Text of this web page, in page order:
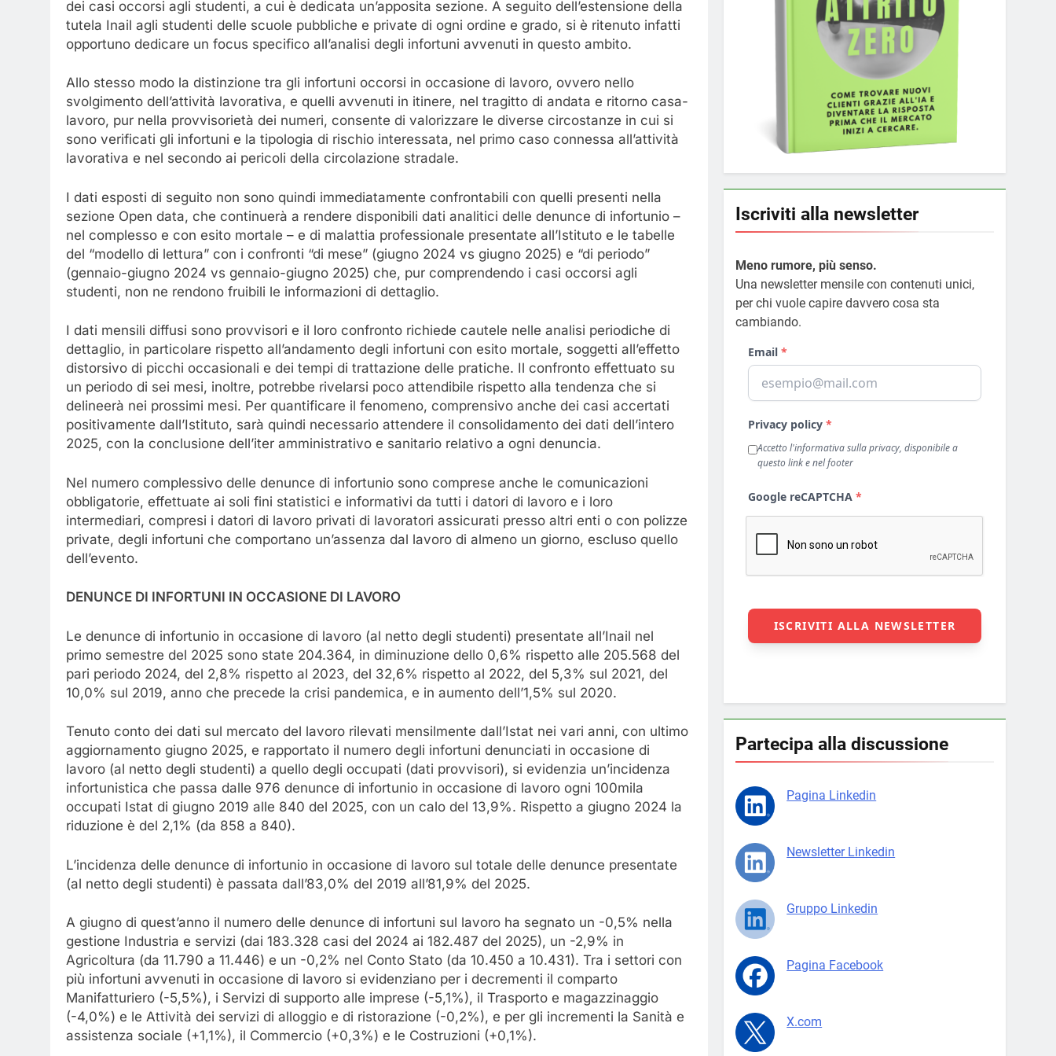
dei casi occorsi agli studenti, a cui è dedicata un’apposita sezione. A seguito dell’estensione della
tutela Inail agli studenti delle scuole pubbliche e private di ogni ordine e grado, si è ritenuto infatti
opportuno dedicare un focus specifico all’analisi degli infortuni avvenuti in questo ambito.
Allo stesso modo la distinzione tra gli infortuni occorsi in occasione di lavoro, ovvero nello
svolgimento dell’attività lavorativa, e quelli avvenuti in itinere, nel tragitto di andata e ritorno casa-
lavoro, pur nella provvisorietà dei numeri, consente di valorizzare le diverse circostanze in cui si
sono verificati gli infortuni e la tipologia di rischio interessata, nel primo caso connessa all’attività
lavorativa e nel secondo ai pericoli della circolazione stradale.
I dati esposti di seguito non sono quindi immediatamente confrontabili con quelli presenti nella
sezione Open data, che continuerà a rendere disponibili dati analitici delle denunce di infortunio –
nel complesso e con esito mortale – e di malattia professionale presentate all’Istituto e le tabelle
del “modello di lettura” con i confronti “di mese” (giugno 2024 vs giugno 2025) e “di periodo”
(gennaio-giugno 2024 vs gennaio-giugno 2025) che, pur comprendendo i casi occorsi agli
studenti, non ne rendono fruibili le informazioni di dettaglio.
I dati mensili diffusi sono provvisori e il loro confronto richiede cautele nelle analisi periodiche di
dettaglio, in particolare rispetto all’andamento degli infortuni con esito mortale, soggetti all’effetto
distorsivo di picchi occasionali e dei tempi di trattazione delle pratiche. Il confronto effettuato su
un periodo di sei mesi, inoltre, potrebbe rivelarsi poco attendibile rispetto alla tendenza che si
delineerà nei prossimi mesi. Per quantificare il fenomeno, comprensivo anche dei casi accertati
positivamente dall’Istituto, sarà quindi necessario attendere il consolidamento dei dati dell’intero
2025, con la conclusione dell’iter amministrativo e sanitario relativo a ogni denuncia.
Nel numero complessivo delle denunce di infortunio sono comprese anche le comunicazioni
obbligatorie, effettuate ai soli fini statistici e informativi da tutti i datori di lavoro e i loro
intermediari, compresi i datori di lavoro privati di lavoratori assicurati presso altri enti o con polizze
private, degli infortuni che comportano un’assenza dal lavoro di almeno un giorno, escluso quello
dell’evento.
DENUNCE DI INFORTUNI IN OCCASIONE DI LAVORO
Le denunce di infortunio in occasione di lavoro (al netto degli studenti) presentate all’Inail nel
primo semestre del 2025 sono state 204.364, in diminuzione dello 0,6% rispetto alle 205.568 del
pari periodo 2024, del 2,8% rispetto al 2023, del 32,6% rispetto al 2022, del 5,3% sul 2021, del
10,0% sul 2019, anno che precede la crisi pandemica, e in aumento dell’1,5% sul 2020.
Tenuto conto dei dati sul mercato del lavoro rilevati mensilmente dall’Istat nei vari anni, con ultimo
aggiornamento giugno 2025, e rapportato il numero degli infortuni denunciati in occasione di
lavoro (al netto degli studenti) a quello degli occupati (dati provvisori), si evidenzia un’incidenza
infortunistica che passa dalle 976 denunce di infortunio in occasione di lavoro ogni 100mila
occupati Istat di giugno 2019 alle 840 del 2025, con un calo del 13,9%. Rispetto a giugno 2024 la
riduzione è del 2,1% (da 858 a 840).
L’incidenza delle denunce di infortunio in occasione di lavoro sul totale delle denunce presentate
(al netto degli studenti) è passata dall’83,0% del 2019 all’81,9% del 2025.
A giugno di quest’anno il numero delle denunce di infortuni sul lavoro ha segnato un -0,5% nella
gestione Industria e servizi (dai 183.328 casi del 2024 ai 182.487 del 2025), un -2,9% in
Agricoltura (da 11.790 a 11.446) e un -0,2% nel Conto Stato (da 10.450 a 10.431). Tra i settori con
più infortuni avvenuti in occasione di lavoro si evidenziano per i decrementi il comparto
Manifatturiero (-5,5%), i Servizi di supporto alle imprese (-5,1%), il Trasporto e magazzinaggio
(-4,0%) e le Attività dei servizi di alloggio e di ristorazione (-0,2%), e per gli incrementi la Sanità e
assistenza sociale (+1,1%), il Commercio (+0,3%) e le Costruzioni (+0,1%).
Iscriviti alla newsletter
Meno rumore, più senso.
Una newsletter mensile con contenuti unici,
per chi vuole capire davvero cosa sta
cambiando.
Partecipa alla discussione
Pagina Linkedin
Newsletter Linkedin
Gruppo Linkedin
Pagina Facebook
X.com